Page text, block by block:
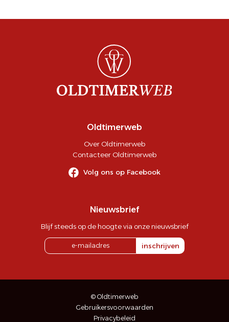
Oldtimerweb
Over Oldtimerweb
Contacteer Oldtimerweb
Volg ons op Facebook
Nieuwsbrief
Blijf steeds op de hoogte via onze nieuwsbrief
inschrijven
© Oldtimerweb
Gebruikersvoorwaarden
Privacybeleid